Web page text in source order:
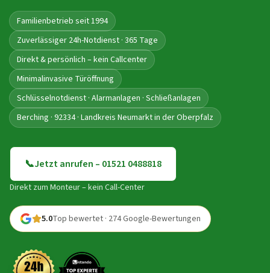
Familienbetrieb seit 1994
Zuverlässiger 24h-Notdienst · 365 Tage
Direkt & persönlich – kein Callcenter
Minimalinvasive Türöffnung
Schlüsselnotdienst · Alarmanlagen · Schließanlagen
Berching · 92334 · Landkreis Neumarkt in der Oberpfalz
📞Jetzt anrufen – 01521 0488818
Direkt zum Monteur – kein Call-Center
5.0Top bewertet · 274 Google-Bewertungen